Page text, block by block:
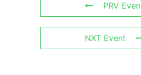
PRV
NXT Event